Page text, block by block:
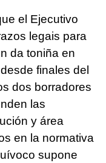
el Ejecutivo
legais para
da toniña en
finales del
dos borradores
las
y área
en la normativa
supone